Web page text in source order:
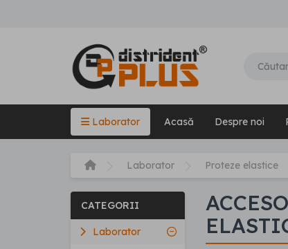
Laborator Acasă Despre noi
Laborator Proteze elastice
CATEGORII
Laborator